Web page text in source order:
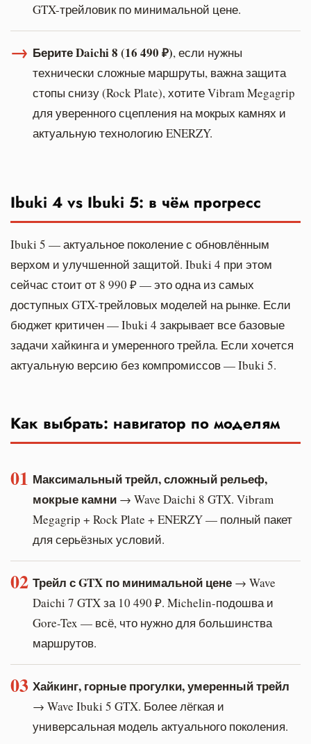
GTX-трейловик по минимальной цене.
→ Берите Daichi 8 (16 490 ₽), если нужны
технически сложные маршруты, важна защита
стопы снизу (Rock Plate), хотите Vibram Megagrip
для уверенного сцепления на мокрых камнях и
актуальную технологию ENERZY.
Ibuki 4 vs Ibuki 5: в чём прогресс
Ibuki 5 — актуальное поколение с обновлённым
верхом и улучшенной защитой. Ibuki 4 при этом
сейчас стоит от 8 990 ₽ — это одна из самых
доступных GTX-трейловых моделей на рынке. Если
бюджет критичен — Ibuki 4 закрывает все базовые
задачи хайкинга и умеренного трейла. Если хочется
актуальную версию без компромиссов — Ibuki 5.
Как выбрать: навигатор по моделям
01 Максимальный трейл, сложный рельеф,
мокрые камни → Wave Daichi 8 GTX. Vibram
Megagrip + Rock Plate + ENERZY — полный пакет
для серьёзных условий.
02 Трейл с GTX по минимальной цене → Wave
Daichi 7 GTX за 10 490 ₽. Michelin-подошва и
Gore-Tex — всё, что нужно для большинства
маршрутов.
03 Хайкинг, горные прогулки, умеренный трейл
→ Wave Ibuki 5 GTX. Более лёгкая и
универсальная модель актуального поколения.